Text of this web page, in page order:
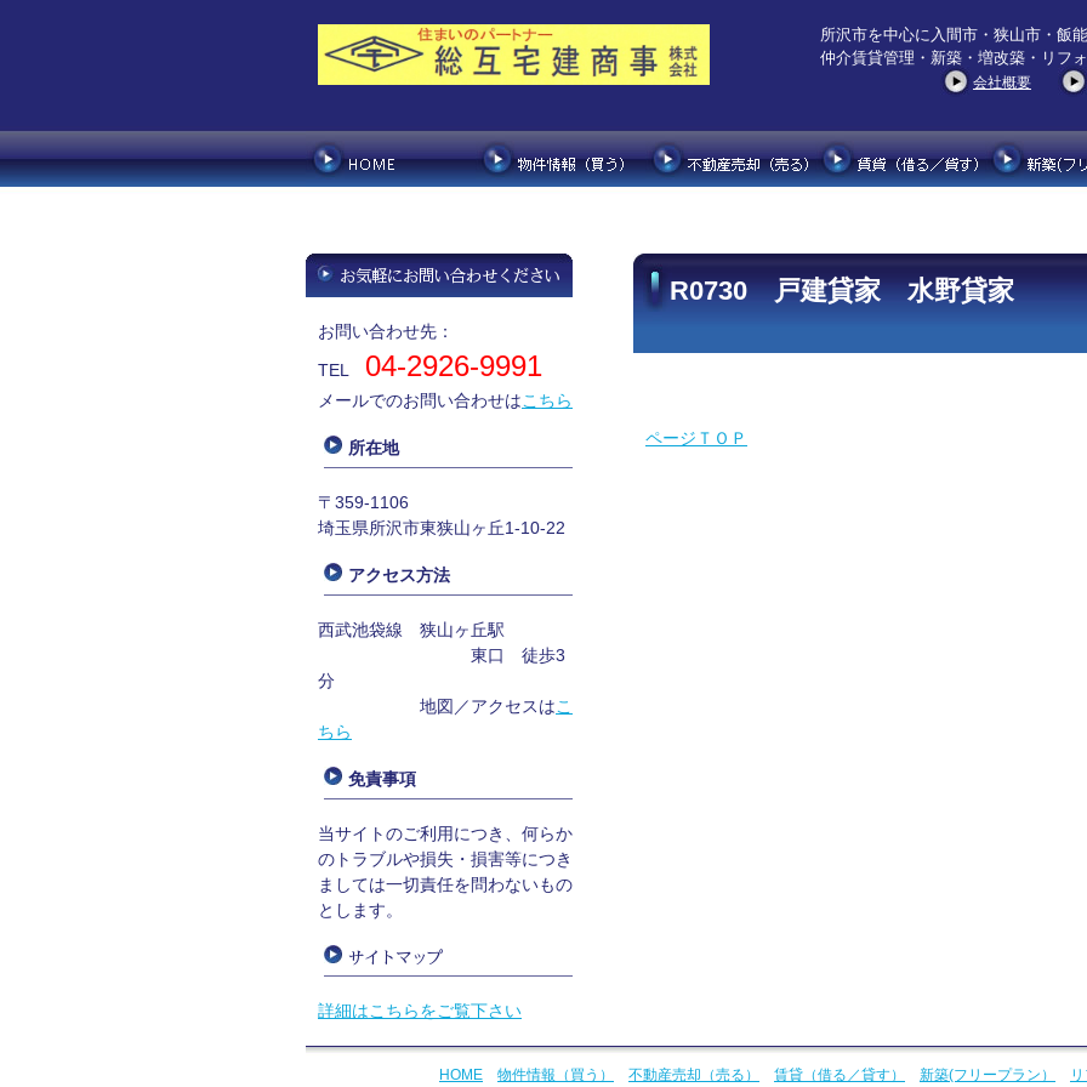
所沢市を中心に入間市・狭山市・飯
仲介賃貸管理・新築・増改築・リフ
会社概要
R0730 戸建貸家 水野貸家
ページＴＯＰ
お問い合わせ先：
TEL 04-2926-9991
メールでのお問い合わせはこちら
所在地
〒359-1106
埼玉県所沢市東狭山ヶ丘1-10-22
アクセス方法
西武池袋線 狭山ヶ丘駅
東口 徒歩3
分
地図／アクセスはこ
ちら
免責事項
当サイトのご利用につき、何らか
のトラブルや損失・損害等につき
ましては一切責任を問わないもの
とします。
詳細はこちらをご覧下さい
HOME 物件情報（買う） 不動産売却（売る） 賃貸（借る／貸す） 新築(フリープラン）